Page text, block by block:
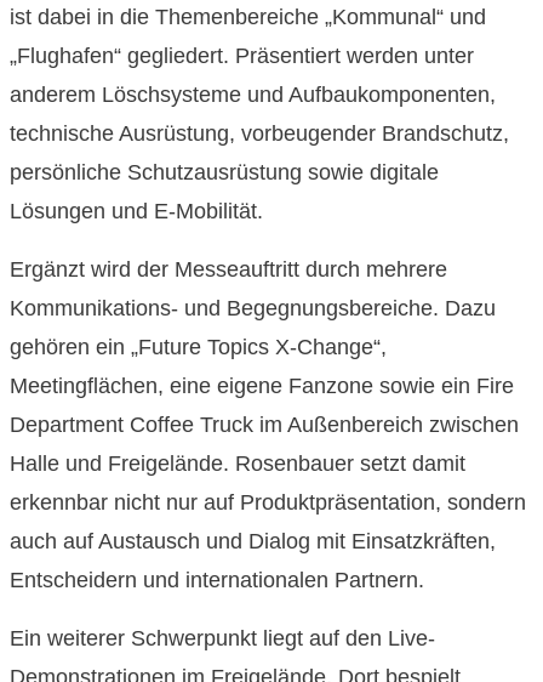
ist dabei in die Themenbereiche „Kommunal“ und
„Flughafen“ gegliedert. Präsentiert werden unter
anderem Löschsysteme und Aufbaukomponenten,
technische Ausrüstung, vorbeugender Brandschutz,
persönliche Schutzausrüstung sowie digitale
Lösungen und E-Mobilität.
Ergänzt wird der Messeauftritt durch mehrere
Kommunikations- und Begegnungsbereiche. Dazu
gehören ein „Future Topics X-Change“,
Meetingflächen, eine eigene Fanzone sowie ein Fire
Department Coffee Truck im Außenbereich zwischen
Halle und Freigelände. Rosenbauer setzt damit
erkennbar nicht nur auf Produktpräsentation, sondern
auch auf Austausch und Dialog mit Einsatzkräften,
Entscheidern und internationalen Partnern.
Ein weiterer Schwerpunkt liegt auf den Live-
Demonstrationen im Freigelände. Dort bespielt